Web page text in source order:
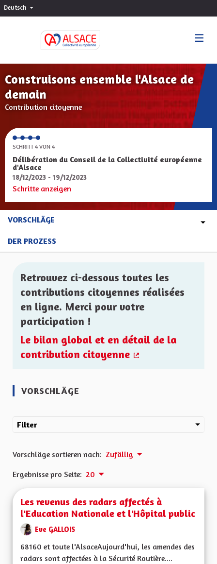
Deutsch Choisir la langue
Construisons ensemble l'Alsace de
demain
Contribution citoyenne
SCHRITT 4 VON 4
Délibération du Conseil de la Collectivité européenne
d'Alsace
18/12/2023 - 19/12/2023
Schritte anzeigen
VORSCHLÄGE
DER PROZESS
Retrouvez ci-dessous toutes les
contributions citoyennes réalisées
en ligne. Merci pour votre
participation !
Le bilan global et en détail de la
contribution citoyenne
VORSCHLÄGE
Filter
Vorschläge sortieren nach: Zufällig
Ergebnisse pro Seite: 20
Les revenus des radars affectés à
l'Education Nationale et l'Hôpital public
Eve GALLOIS
68160 et toute l'AlsaceAujourd'hui, les amendes des
radars sont affectées à la Sécurité Routière....